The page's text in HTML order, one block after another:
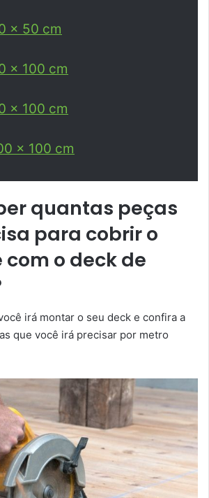
x 50 cm
x 100 cm
x 100 cm
x 100 cm
quantas peças
para cobrir o
o deck de
irá montar o seu deck e confira a
que você irá precisar por metro